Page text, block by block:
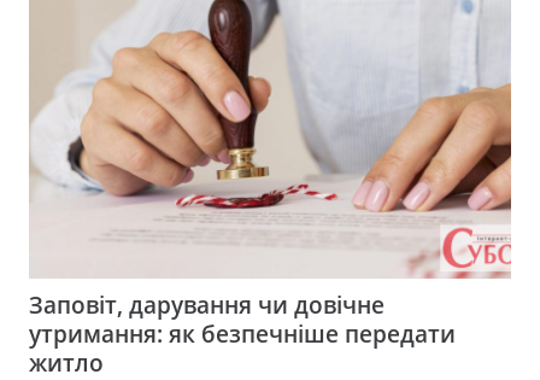
Заповіт, дарування чи довічне
утримання: як безпечніше передати
житло